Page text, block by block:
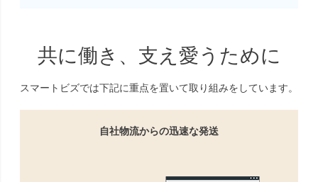
共に働き、支え愛うために
スマートビズでは下記に重点を置いて取り組みをしています。
自社物流からの迅速な発送